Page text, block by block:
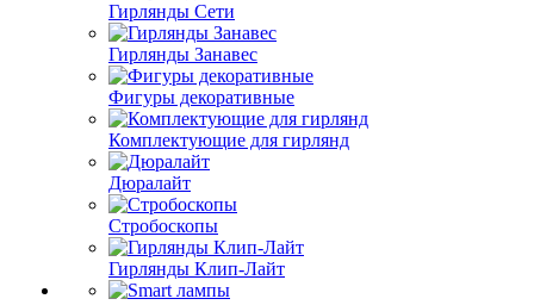
Гирлянды Сети
Гирлянды Занавес
Фигуры декоративные
Комплектующие для гирлянд
Дюралайт
Стробоскопы
Гирлянды Клип-Лайт